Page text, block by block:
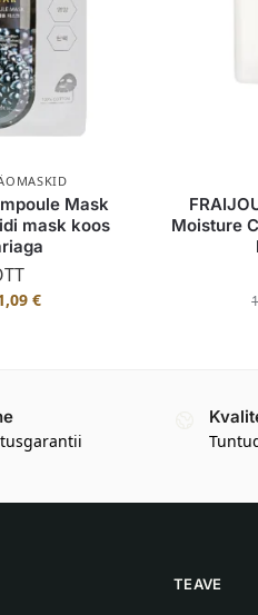
Mask
mask koos
€
Moisture
TEAVE